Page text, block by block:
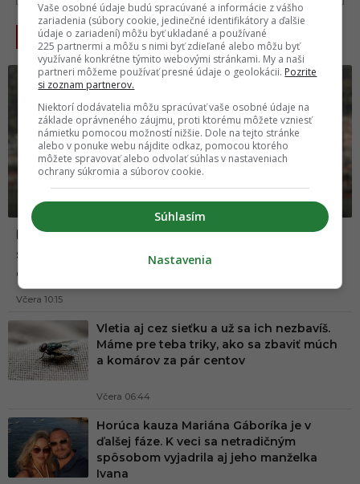
NAJČÍTANEJŠIE
Nariadené divadlo po škandále? Gáboríkovci sa
spolu ukázali na Lovestreame, no ich reč tela
odhalila úplne všetko
Včera 10:15
Vletia aj cez sieťku a už sa ich nezbavíš.
Máme pre teba triky, ako sa zbaviť múch
a komárov za pár centov
Včera 06:44
Horúca kauza Mariána Gáboríka je v
ďalšej fáze. K veci sa netradičným
spôsobom vyjadrila aj jeho manželka
Ivana
Vaše osobné údaje budú spracúvané a informácie z vášho
zariadenia (súbory cookie, jedinečné identifikátory a ďalšie
údaje o zariadení) môžu byť ukladané a používané
225 partnermi a môžu s nimi byť zdieľané alebo môžu byť
využívané konkrétne týmito webovými stránkami. My a naši
partneri môžeme používať presné údaje o geolokácii. Pozrite
si zoznam partnerov.
Niektorí dodávatelia môžu spracúvať vaše osobné údaje na
základe oprávneného záujmu, proti ktorému môžete vzniesť
námietku pomocou možností nižšie. Dole na tejto stránke
alebo v ponuke webu nájdite odkaz, pomocou ktorého
môžete spravovať alebo odvolať súhlas v nastaveniach
ochrany súkromia a súborov cookie.
Súhlasím
Nastavenia